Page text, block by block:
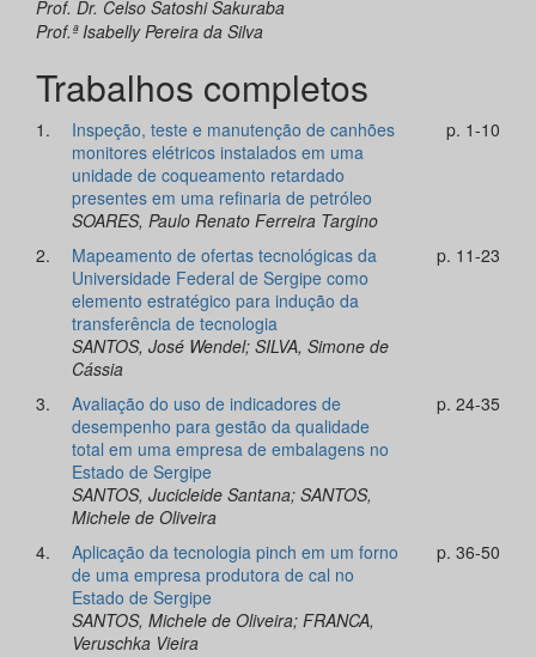
Prof. Dr. Celso Satoshi Sakuraba
Prof.ª Isabelly Pereira da Silva
Trabalhos completos
1.
Inspeção, teste e manutenção de canhões
monitores elétricos instalados em uma
unidade de coqueamento retardado
presentes em uma refinaria de petróleo
SOARES, Paulo Renato Ferreira Targino
p. 1-10
2.
Mapeamento de ofertas tecnológicas da
Universidade Federal de Sergipe como
elemento estratégico para indução da
transferência de tecnologia
SANTOS, José Wendel; SILVA, Simone de
Cássia
p. 11-23
3.
Avaliação do uso de indicadores de
desempenho para gestão da qualidade
total em uma empresa de embalagens no
Estado de Sergipe
SANTOS, Jucicleide Santana; SANTOS,
Michele de Oliveira
p. 24-35
4.
Aplicação da tecnologia pinch em um forno
de uma empresa produtora de cal no
Estado de Sergipe
SANTOS, Michele de Oliveira; FRANCA,
Veruschka Vieira
p. 36-50